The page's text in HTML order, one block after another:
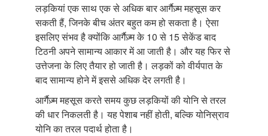
लड़कियां एक साथ एक से अधिक बार आर्गैज़्म महसूस कर
सकती हैं, जिनके बीच अंतर बहुत कम हो सकता है। ऐसा
इसलिए संभव है क्योंकि आर्गैज़्म के 10 से 15 सेकेंड बाद
टिठनी अपने सामान्य आकार में आ जाती है। और यह फिर से
उत्तेजना के लिए तैयार हो जाती है। लड़कों को वीर्यपात के
बाद सामान्य होने में इससे अधिक देर लगती है।
आर्गैज़्म महसूस करते समय कुछ लड़कियों की योनि से तरल
की धार निकलती है। यह पेशाब नहीं होती, बल्कि योनिस्राव
योनि का तरल पदार्थ होता है।